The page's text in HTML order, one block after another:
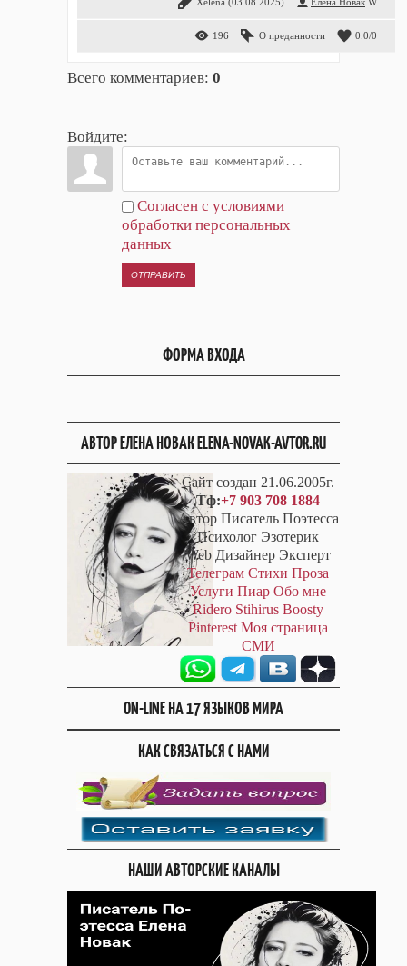
196 О преданности 0.0/0
Всего комментариев: 0
Войдите:
Согласен с условиями
обработки персональных
данных
ОТПРАВИТЬ
ФОРМА ВХОДА
АВТОР ЕЛЕНА НОВАК ELENA-NOVAK-AVTOR.RU
Сайт создан 21.06.2005г.
Тф:+7 903 708 1884
Автор Писатель Поэтесса
Психолог Эзотерик
Web Дизайнер Эксперт
Телеграм Стихи Проза
Услуги Пиар Обо мне
Ridero Stihirus Boosty
Pinterest Моя страница
СМИ
ON-LINE НА 17 ЯЗЫКОВ МИРА
КАК СВЯЗАТЬСЯ С НАМИ
НАШИ АВТОРСКИЕ КАНАЛЫ